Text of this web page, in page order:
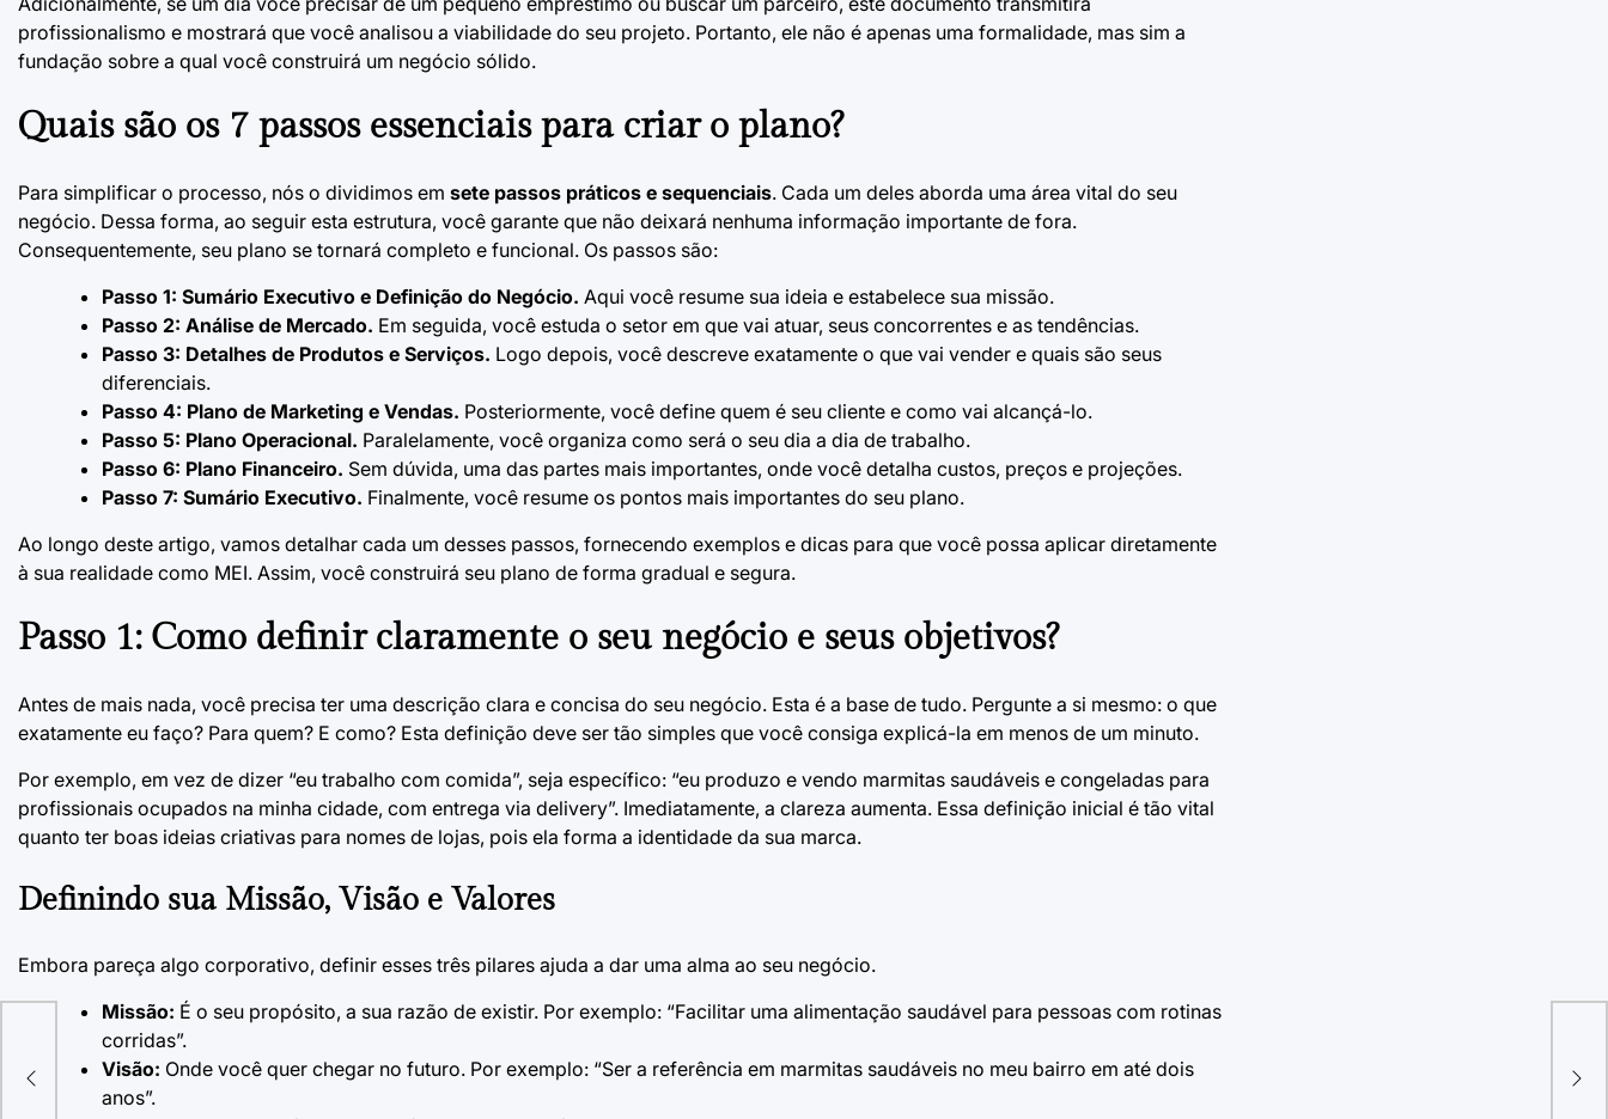
profissionalismo e mostrará que você analisou a viabilidade do seu projeto. Portanto, ele não é apenas uma formalidade, mas sim a
fundação sobre a qual você construirá um negócio sólido.
Quais são os 7 passos essenciais para criar o plano?
Para simplificar o processo, nós o dividimos em sete passos práticos e sequenciais. Cada um deles aborda uma área vital do seu
negócio. Dessa forma, ao seguir esta estrutura, você garante que não deixará nenhuma informação importante de fora.
Consequentemente, seu plano se tornará completo e funcional. Os passos são:
Passo 1: Sumário Executivo e Definição do Negócio. Aqui você resume sua ideia e estabelece sua missão.
Passo 2: Análise de Mercado. Em seguida, você estuda o setor em que vai atuar, seus concorrentes e as tendências.
Passo 3: Detalhes de Produtos e Serviços. Logo depois, você descreve exatamente o que vai vender e quais são seus
diferenciais.
Passo 4: Plano de Marketing e Vendas. Posteriormente, você define quem é seu cliente e como vai alcançá-lo.
Passo 5: Plano Operacional. Paralelamente, você organiza como será o seu dia a dia de trabalho.
Passo 6: Plano Financeiro. Sem dúvida, uma das partes mais importantes, onde você detalha custos, preços e projeções.
Passo 7: Sumário Executivo. Finalmente, você resume os pontos mais importantes do seu plano.
Ao longo deste artigo, vamos detalhar cada um desses passos, fornecendo exemplos e dicas para que você possa aplicar diretamente
à sua realidade como MEI. Assim, você construirá seu plano de forma gradual e segura.
Passo 1: Como definir claramente o seu negócio e seus objetivos?
Antes de mais nada, você precisa ter uma descrição clara e concisa do seu negócio. Esta é a base de tudo. Pergunte a si mesmo: o que
exatamente eu faço? Para quem? E como? Esta definição deve ser tão simples que você consiga explicá-la em menos de um minuto.
Por exemplo, em vez de dizer “eu trabalho com comida”, seja específico: “eu produzo e vendo marmitas saudáveis e congeladas para
profissionais ocupados na minha cidade, com entrega via delivery”. Imediatamente, a clareza aumenta. Essa definição inicial é tão vital
quanto ter boas ideias criativas para nomes de lojas, pois ela forma a identidade da sua marca.
Definindo sua Missão, Visão e Valores
Embora pareça algo corporativo, definir esses três pilares ajuda a dar uma alma ao seu negócio.
Missão: É o seu propósito, a sua razão de existir. Por exemplo: “Facilitar uma alimentação saudável para pessoas com rotinas
corridas”.
Visão: Onde você quer chegar no futuro. Por exemplo: “Ser a referência em marmitas saudáveis no meu bairro em até dois
anos”.